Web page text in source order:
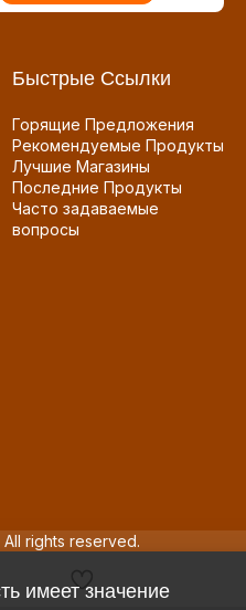
Быстрые Ссылки
Горящие Предложения
Рекомендуемые Продукты
Лучшие Магазины
Последние Продукты
Часто задаваемые
вопросы
rights reserved.
имеет значение